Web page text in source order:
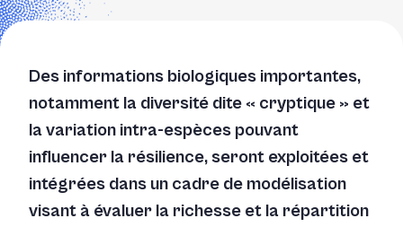
Des informations biologiques importantes,
notamment la diversité dite « cryptique » et
la variation intra-espèces pouvant
influencer la résilience, seront exploitées et
intégrées dans un cadre de modélisation
visant à évaluer la richesse et la répartition